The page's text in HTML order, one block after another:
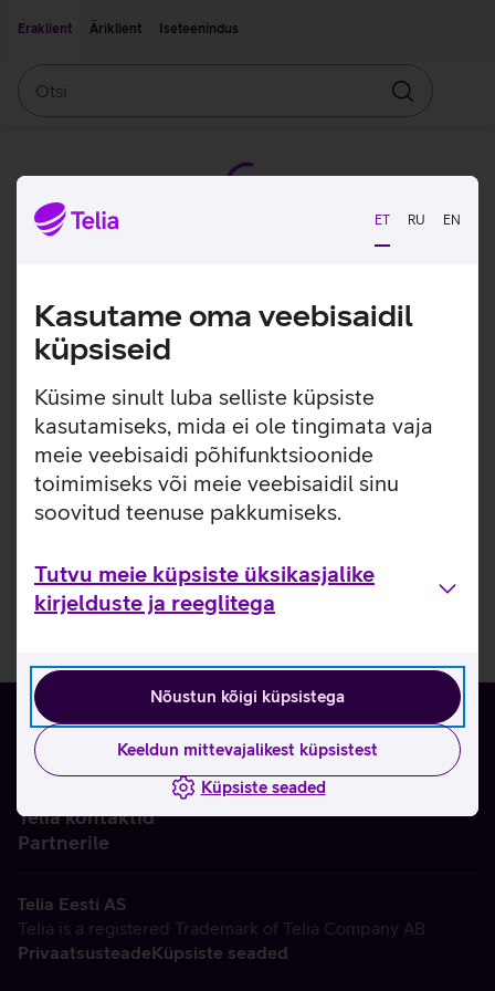
ET RU EN
Kasutame oma veebisaidil
küpsiseid
Küsime sinult luba selliste küpsiste
kasutamiseks, mida ei ole tingimata vaja
meie veebisaidi põhifunktsioonide
toimimiseks või meie veebisaidil sinu
soovitud teenuse pakkumiseks.
Tutvu meie küpsiste üksikasjalike
kirjelduste ja reeglitega
Nõustun kõigi küpsistega
Keeldun mittevajalikest küpsistest
Küpsiste seaded
Eraklient
Äriklient Iseteenindus
Otsin
Telia kontaktid
Partnerile
Telia Eesti AS
Telia is a registered Trademark of Telia Company AB
PrivaatsusteadeKüpsiste seaded